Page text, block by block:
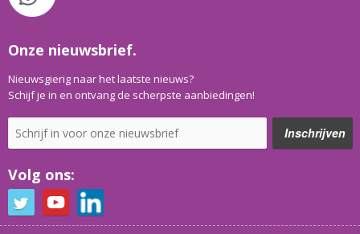
Onze nieuwsbrief.
Nieuwsgierig naar het laatste nieuws?
Schijf je in en ontvang de scherpste aanbiedingen!
Volg ons: